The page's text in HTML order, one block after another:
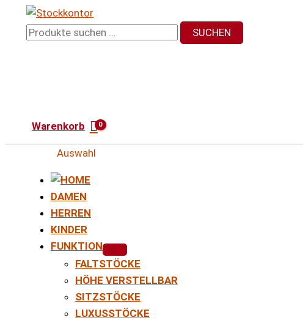
InhaltSuchen
SUCHEN
Warenkorb
Auswahl
DAMEN
HERREN
KINDER
FUNKTION
FALTSTÖCKE
HÖHE VERSTELLBAR
SITZSTÖCKE
LUXUSSTÖCKE